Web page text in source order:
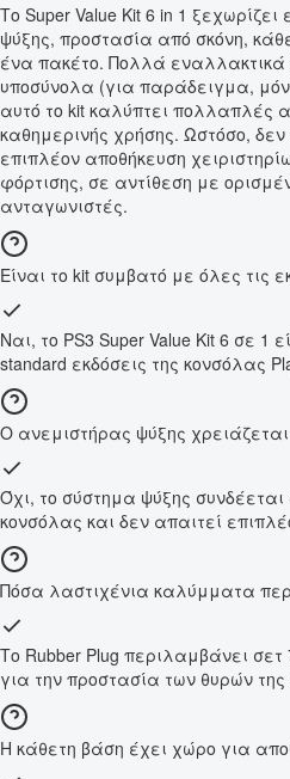
Το Super Value Kit 6 in 1
ψύξης, προστασία από σκόνη,
ένα πακέτο. Πολλά εναλλακτικά
υποσύνολα (για παράδειγμα,
αυτό το kit καλύπτει πολλαπλές
καθημερινής χρήσης. Ωστόσο,
επιπλέον αποθήκευση
φόρτισης, σε αντίθεση με
ανταγωνιστές.
Είναι το kit συμβατό με όλες τις
Ναι, το PS3 Super Value Kit 6 σε 1
standard εκδόσεις της κονσόλας
Ο ανεμιστήρας ψύξης
Όχι, το σύστημα ψύξης
κονσόλας και δεν απαιτεί
Πόσα λαστιχένια καλύμματα
Το Rubber Plug περιλαμβάνει
για την προστασία των θυρών
Η κάθετη βάση έχει χώρο για